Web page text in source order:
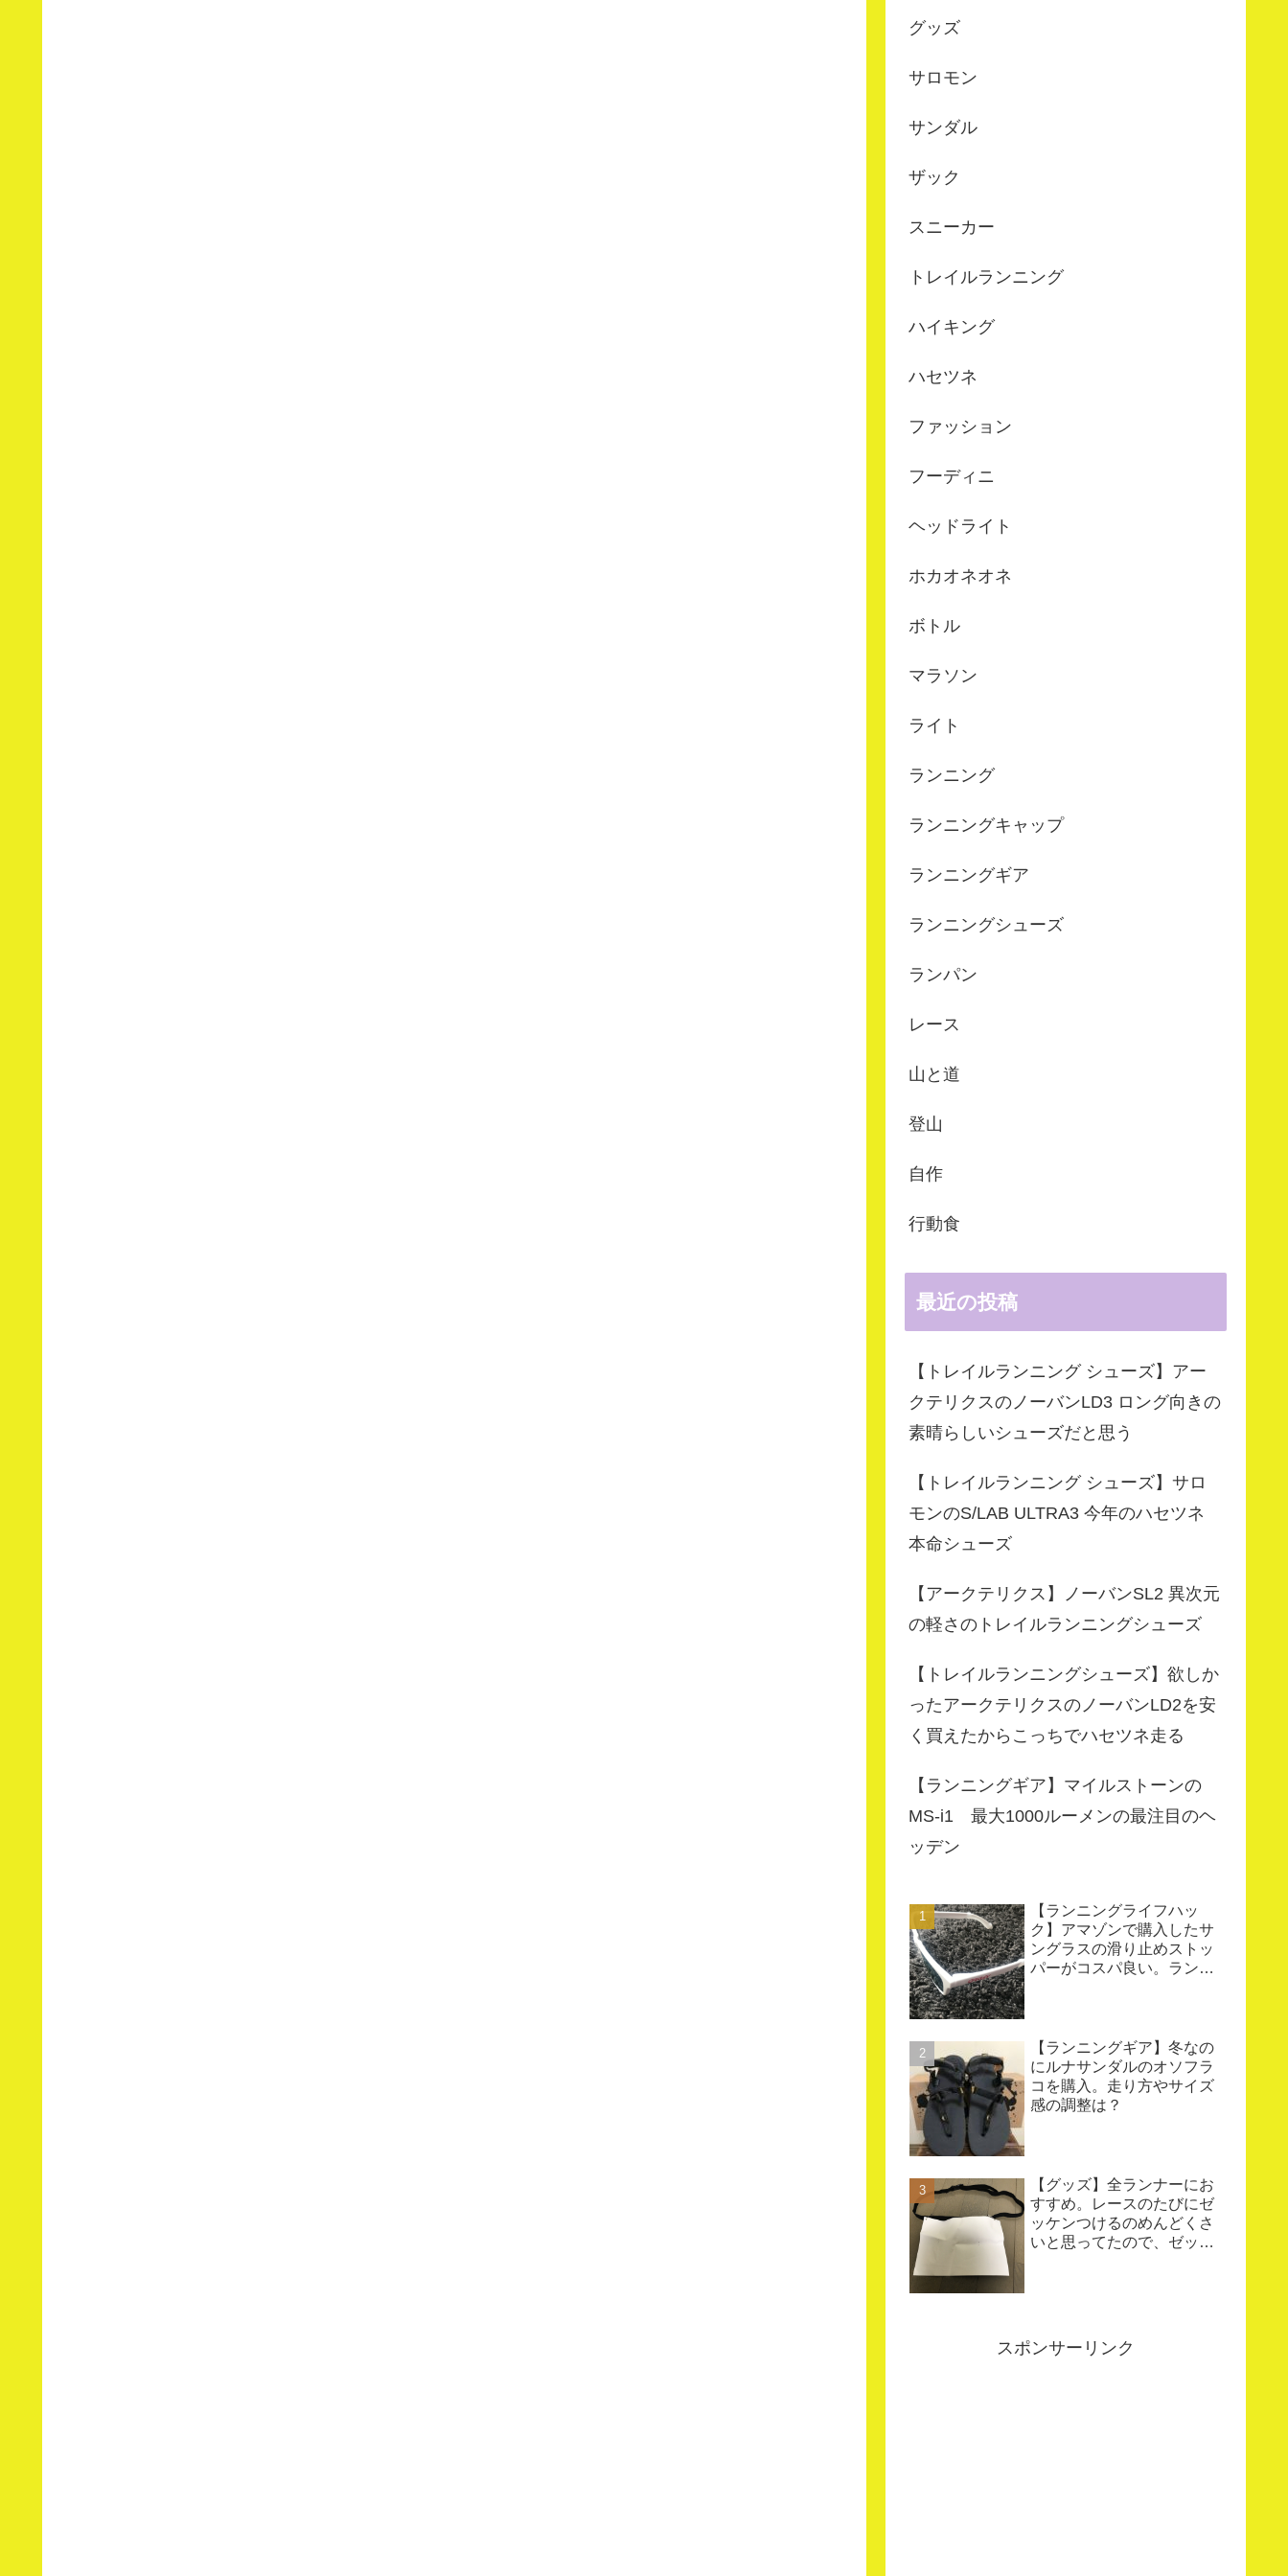
グッズ
サロモン
サンダル
ザック
スニーカー
トレイルランニング
ハイキング
ハセツネ
ファッション
フーディニ
ヘッドライト
ホカオネオネ
ボトル
マラソン
ライト
ランニング
ランニングキャップ
ランニングギア
ランニングシューズ
ランパン
レース
山と道
登山
自作
行動食
最近の投稿
【トレイルランニング シューズ】アー
クテリクスのノーバンLD3 ロング向きの
素晴らしいシューズだと思う
【トレイルランニング シューズ】サロ
モンのS/LAB ULTRA3 今年のハセツネ
本命シューズ
【アークテリクス】ノーバンSL2 異次元
の軽さのトレイルランニングシューズ
【トレイルランニングシューズ】欲しか
ったアークテリクスのノーバンLD2を安
く買えたからこっちでハセツネ走る
【ランニングギア】マイルストーンの
MS-i1 最大1000ルーメンの最注目のヘ
ッデン
【ランニングライフハッ
ク】アマゾンで購入したサ
ングラスの滑り止めストッ
パーがコスパ良い。ランニ
【ランニングギア】冬なの
にルナサンダルのオソフラ
コを購入。走り方やサイズ
感の調整は？
【グッズ】全ランナーにお
すすめ。レースのたびにゼ
ッケンつけるのめんどくさ
いと思ってたので、ゼッケ
スポンサーリンク